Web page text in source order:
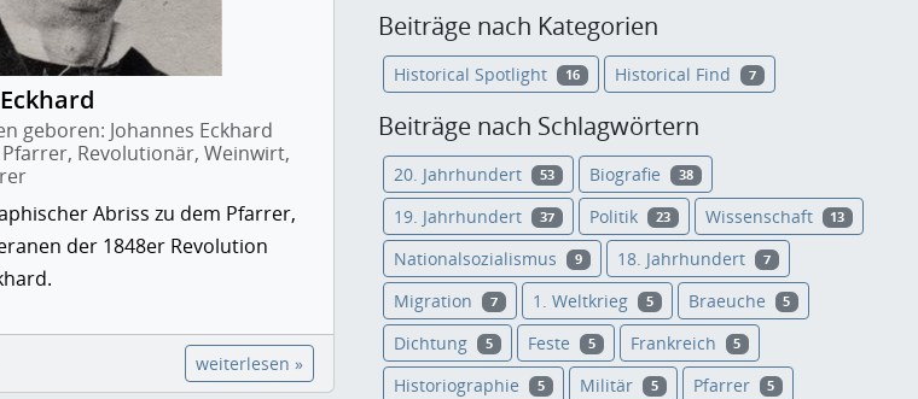
geboren: Johannes Eckhard
Pfarrer, Revolutionär, Weinwirt,
Abriss zu dem Pfarrer,
der 1848er Revolution
weiterlesen »
Beiträge nach Kategorien
Historical Spotlight 16 Historical Find 7
Beiträge nach Schlagwörtern
20. Jahrhundert 53 Biografie 38
19. Jahrhundert 37 Politik 23 Wissenschaft 13
Nationalsozialismus 9 18. Jahrhundert 7
Migration 7 1. Weltkrieg 5 Braeuche 5
Dichtung 5 Feste 5 Frankreich 5
Historiographie 5 Militär 5 Pfarrer 5